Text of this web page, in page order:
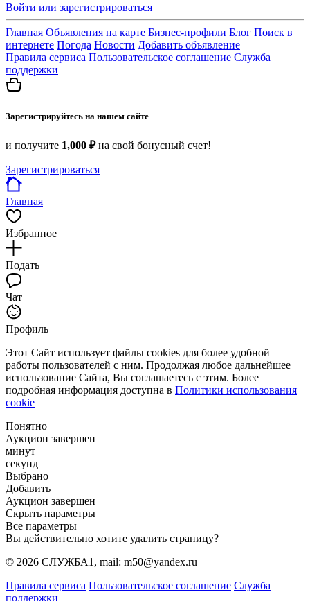
Войти или зарегистрироваться
Главная Объявления на карте Бизнес-профили Блог Поиск в
интернете Погода Новости Добавить объявление
Правила сервиса Пользовательское соглашение Служба
поддержки
Зарегистрируйтесь на нашем сайте
и получите 1,000 ₽на свой бонусный счет!
Зарегистрироваться
Главная
Избранное
Подать
Чат
Профиль
Этот Сайт использует файлы cookies для более удобной
работы пользователей с ним. Продолжая любое дальнейшее
использование Сайта, Вы соглашаетесь с этим. Более
подробная информация доступна в Политики использования
cookie
Понятно
Аукцион завершен
минут
секунд
Выбрано
Добавить
Аукцион завершен
Скрыть параметры
Все параметры
Вы действительно хотите удалить страницу?
© 2026 СЛУЖБА1, mail: m50@yandex.ru
Правила сервиса Пользовательское соглашение Служба
поддержки